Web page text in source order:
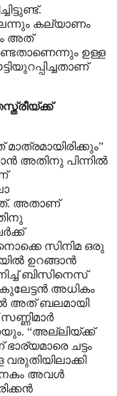
കല്യാണം
അത്
ഉള്ള
”
അതിനു പിന്നിൽ
അതാണ്
സിനിമ ഒരു
ഉറങ്ങാൻ
ബിസിനെസ്
അധികം
അത് ബലമായി
“അല്ലിയ്ക്ക്
ചട്ടം
അവൾ